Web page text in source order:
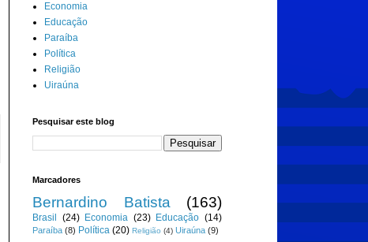
Economia
Educação
Paraíba
Política
Religião
Uiraúna
Pesquisar este blog
Marcadores
Bernardino Batista (163)
Brasil (24) Economia (23) Educação (14)
Paraíba (8) Política (20) Religião (4) Uiraúna (9)